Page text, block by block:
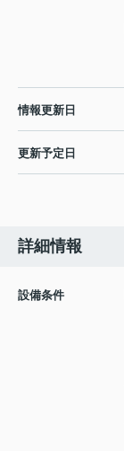
情報更新日
更新予定日
詳細情報
設備条件